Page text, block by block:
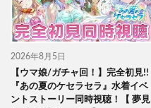
2026年8月5日
【ウマ娘/ガチャ回！】完全初見!!
『あの夏のケセラセラ』水着イベ
ントストーリー同時視聴！【 夢見